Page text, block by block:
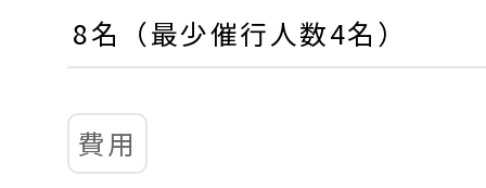
8名（最少催行人数4名）
費用